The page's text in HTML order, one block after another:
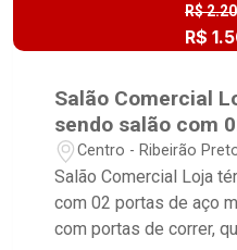
R$
R$
Salão Comercial
sendo salão com
modelo
de correr
Centro - Ribeirão
Salão Comercial Loja
com 02 portas de aço
com portas de correr,